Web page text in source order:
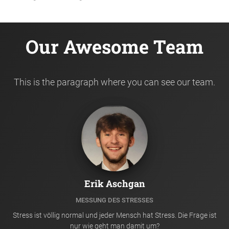
Our Awesome Team
This is the paragraph where you can see our team.
Erik Aschgan
MESSUNG DES STRESSES
Stress ist völlig normal und jeder Mensch hat Stress. Die Frage ist
nur wie geht man damit um?